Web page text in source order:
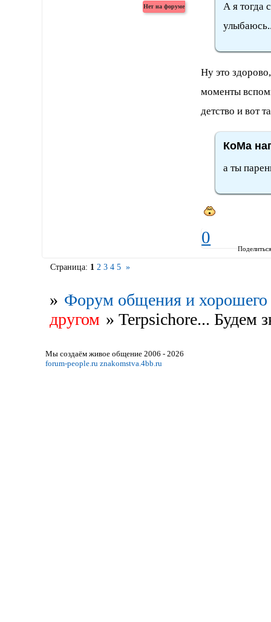
А я тогда
Ну это
моменты
детство и вот
КоМа
а ты
0
Страница: 1 2 3 4 5 »
» Форум общения и хорошего
другом » Terpsichore... Будем
Мы создаём живое общение 2006 - 2026
forum-people.ru znakomstva.4bb.ru